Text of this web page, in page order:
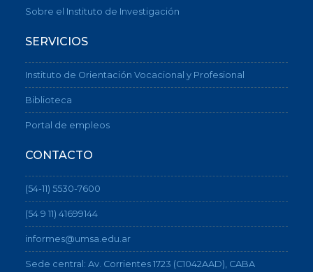
Sobre el Instituto de Investigación
SERVICIOS
Instituto de Orientación Vocacional y Profesional
Biblioteca
Portal de empleos
CONTACTO
(54-11) 5530-7600
(54 9 11) 41699144
informes@umsa.edu.ar
Sede central: Av. Corrientes 1723 (C1042AAD), CABA